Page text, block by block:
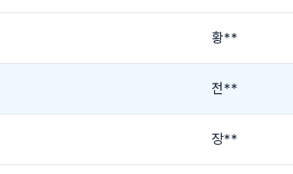
황**
전**
장**